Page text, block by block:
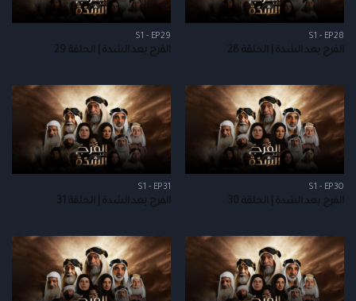
S1 - EP28
الفرج بعد الشدة | الحلقة 28
S1 - EP29
الفرج بعد الشدة | الحلقة 29
S1 - EP30
الفرج بعد الشدة | الحلقة 30
S1 - EP31
الفرج بعد الشدة | الحلقة 31